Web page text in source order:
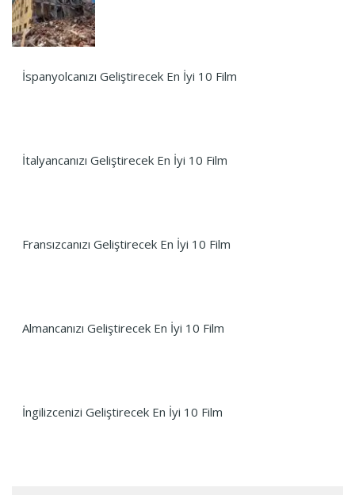
İspanyolcanızı Geliştirecek En İyi 10 Film
İtalyancanızı Geliştirecek En İyi 10 Film
Fransızcanızı Geliştirecek En İyi 10 Film
Almancanızı Geliştirecek En İyi 10 Film
İngilizcenizi Geliştirecek En İyi 10 Film